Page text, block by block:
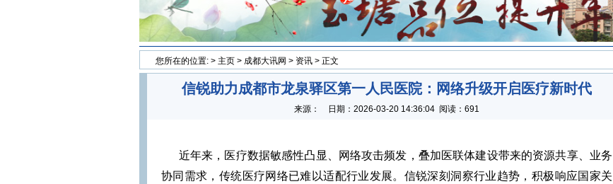
您所在的位置: > 主页 > 成都大讯网 > 资讯 > 正文
信锐助力成都市龙泉驿区第一人民医院：网络升级开启医疗新时代
来源： 日期： 2026-03-20 14:36:04 阅读：691
近年来，医疗数据敏感性凸显、网络攻击频发，叠加医联体建设带来的资源共享、业务
协同需求，传统医疗网络已难以适配行业发展。信锐深刻洞察行业趋势，积极响应国家关